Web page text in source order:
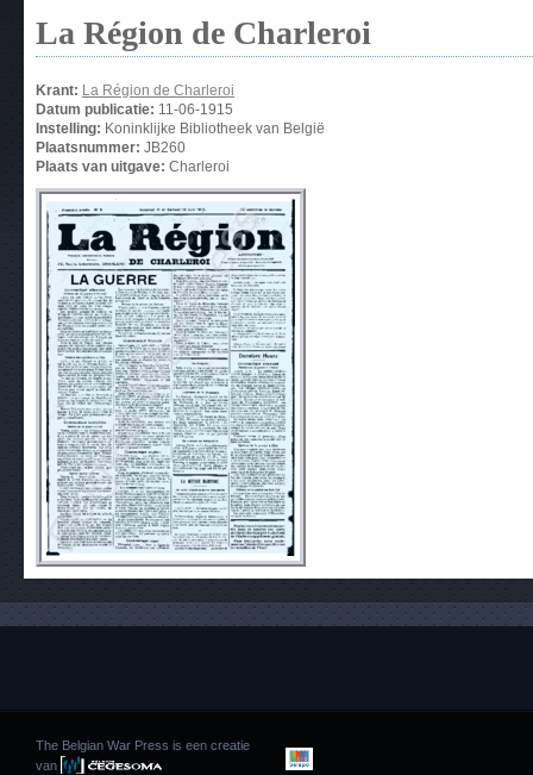
La Région de Charleroi
Krant: La Région de Charleroi
Datum publicatie: 11-06-1915
Instelling: Koninklijke Bibliotheek van België
Plaatsnummer: JB260
Plaats van uitgave: Charleroi
The Belgian War Press is een creatie
van